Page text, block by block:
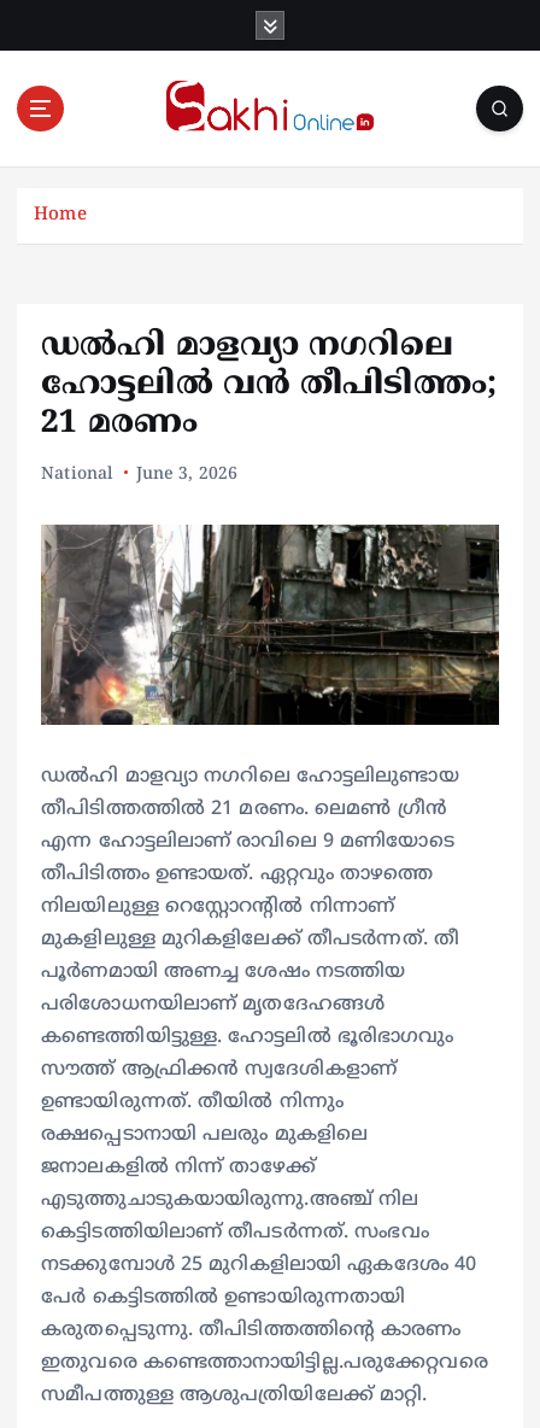
Online News Portal
Home
ഡൽഹി മാളവ്യാ നഗറിലെ
ഹോട്ടലിൽ വൻ തീപിടിത്തം;
21 മരണം
National June 3, 2026
ഡൽഹി മാളവ്യാ നഗറിലെ ഹോട്ടലിലുണ്ടായ
തീപിടിത്തത്തിൽ 21 മരണം. ലെമൺ ഗ്രീൻ
എന്ന ഹോട്ടലിലാണ് രാവിലെ 9 മണിയോടെ
തീപിടിത്തം ഉണ്ടായത്. ഏറ്റവും താഴത്തെ
നിലയിലുള്ള റെസ്റ്റോറൻ്റിൽ നിന്നാണ്
മുകളിലുള്ള മുറികളിലേക്ക് തീപടർന്നത്. തീ
പൂർണമായി അണച്ച ശേഷം നടത്തിയ
പരിശോധനയിലാണ് മൃതദേഹങ്ങൾ
കണ്ടെത്തിയിട്ടുള്ള. ഹോട്ടലിൽ ഭൂരിഭാഗവും
സൗത്ത് ആഫ്രിക്കൻ സ്വദേശികളാണ്
ഉണ്ടായിരുന്നത്. തീയിൽ നിന്നും
രക്ഷപ്പെടാനായി പലരും മുകളിലെ
ജനാലകളിൽ നിന്ന് താഴേക്ക്
എടുത്തുചാടുകയായിരുന്നു.അഞ്ച് നില
കെട്ടിടത്തിയിലാണ് തീപടർന്നത്. സംഭവം
നടക്കുമ്പോൾ 25 മുറികളിലായി ഏകദേശം 40
പേർ കെട്ടിടത്തിൽ ഉണ്ടായിരുന്നതായി
കരുതപ്പെടുന്നു. തീപിടിത്തത്തിന്റെ കാരണം
ഇതുവരെ കണ്ടെത്താനായിട്ടില്ല.പരുക്കേറ്റവരെ
സമീപത്തുള്ള ആശുപത്രിയിലേക്ക് മാറ്റി.